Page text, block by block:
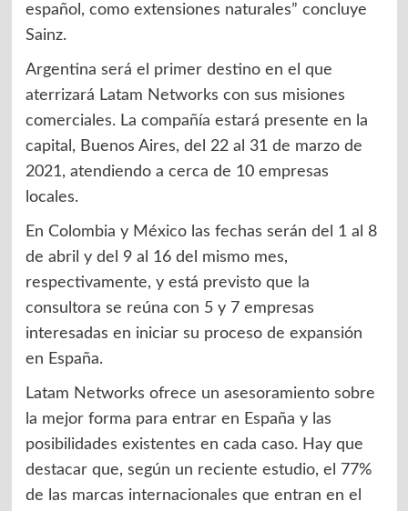
español, como extensiones naturales” concluye
Sainz.
Argentina será el primer destino en el que
aterrizará Latam Networks con sus misiones
comerciales. La compañía estará presente en la
capital, Buenos Aires, del 22 al 31 de marzo de
2021, atendiendo a cerca de 10 empresas
locales.
En Colombia y México las fechas serán del 1 al 8
de abril y del 9 al 16 del mismo mes,
respectivamente, y está previsto que la
consultora se reúna con 5 y 7 empresas
interesadas en iniciar su proceso de expansión
en España.
Latam Networks ofrece un asesoramiento sobre
la mejor forma para entrar en España y las
posibilidades existentes en cada caso. Hay que
destacar que, según un reciente estudio, el 77%
de las marcas internacionales que entran en el